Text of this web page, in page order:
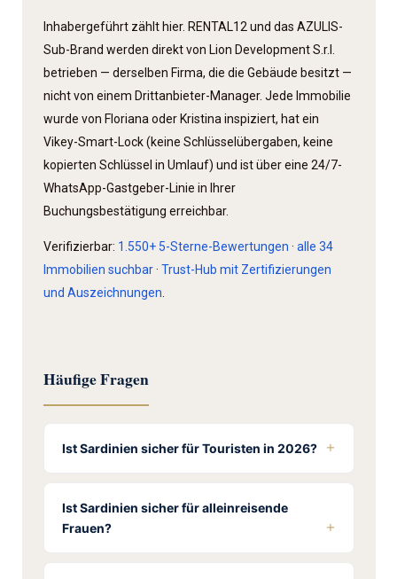
Inhabergeführt zählt hier. RENTAL12 und das AZULIS-
Sub-Brand werden direkt von Lion Development S.r.l.
betrieben — derselben Firma, die die Gebäude besitzt —
nicht von einem Drittanbieter-Manager. Jede Immobilie
wurde von Floriana oder Kristina inspiziert, hat ein
Vikey-Smart-Lock (keine Schlüssel­übergaben, keine
kopierten Schlüssel in Umlauf) und ist über eine 24/7-
WhatsApp-Gastgeber-Linie in Ihrer
Buchungsbestätigung erreichbar.
Verifizierbar: 1.550+ 5-Sterne-Bewertungen · alle 34
Immobilien suchbar· Trust-Hub mit Zertifizierungen
und Auszeichnungen
Häufige Fragen
Ist Sardinien sicher für Touristen in 2026?
Ist Sardinien sicher für allein­reisende
Frauen?